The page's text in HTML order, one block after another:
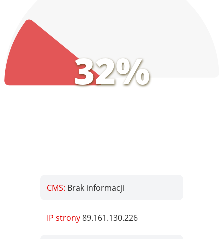
32%
CMS: Brak informacji
IP strony89.161.130.226